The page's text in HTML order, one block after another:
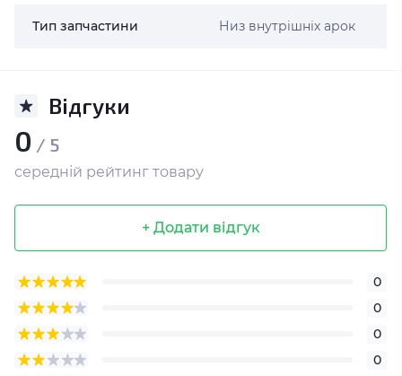
Тип запчастини Низ внутрішніх арок
Відгуки
0 / 5
середній рейтинг товару
+ Додати відгук
0
0
0
0